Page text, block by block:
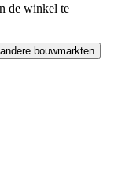
de winkel te
bouwmarkten